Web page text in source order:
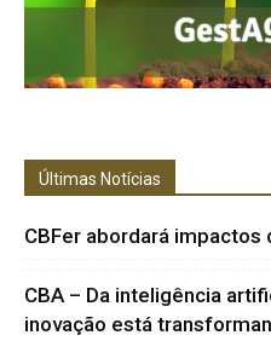
Últimas Notícias
CBFer abordará
CBA – Da inteligência
inovação está